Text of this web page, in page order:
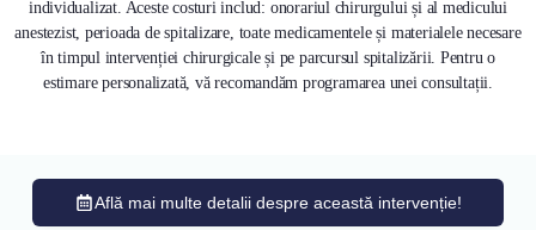
individualizat. Aceste costuri includ: onorariul chirurgului și al medicului
anestezist, perioada de spitalizare, toate medicamentele și materialele necesare
în timpul intervenției chirurgicale și pe parcursul spitalizării. Pentru o
estimare personalizată, vă recomandăm programarea unei consultații.
Află mai multe detalii despre această intervenție!